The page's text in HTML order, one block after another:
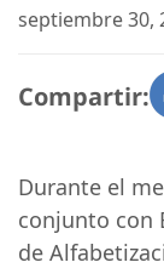
septiembre 30,
Compartir:
Durante el
conjunto con
de